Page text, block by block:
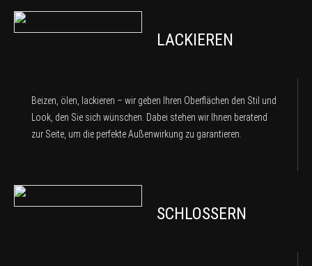
LACKIEREN
Beizen, ölen, lackieren – wir geben Ihren Oberflächen den Stil und
Look, den Sie sich wünschen. Dabei stehen wir Ihnen beratend
zur Seite, um die perfekte Außenwirkung zu garantieren.
SCHLOSSERN